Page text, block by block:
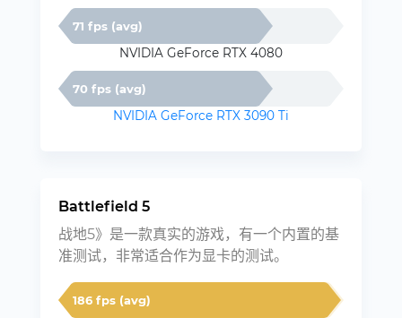
71 fps (avg)
NVIDIA GeForce RTX 4080
70 fps (avg)
NVIDIA GeForce RTX 3090 Ti
Battlefield 5
战地5》是一款真实的游戏，有一个内置的基
准测试，非常适合作为显卡的测试。
186 fps (avg)